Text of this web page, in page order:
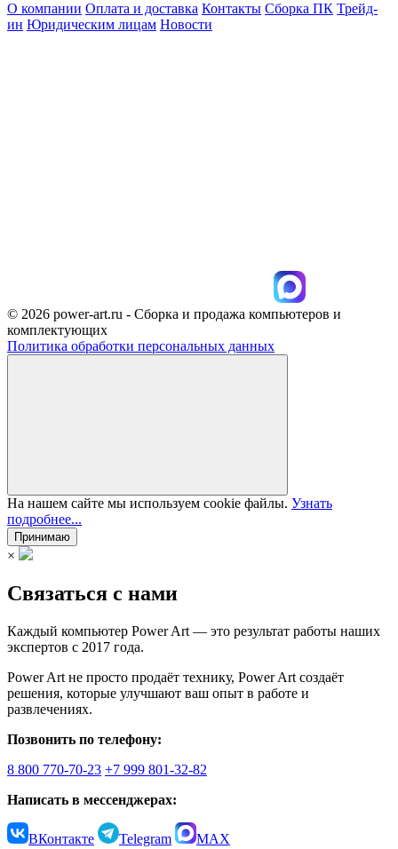
О компании Оплата и доставка Контакты Сборка ПК Трейд-
ин Юридическим лицам Новости
© 2026 power-art.ru - Сборка и продажа компьютеров и
комплектующих
Политика обработки персональных данных
На нашем сайте мы используем cookie файлы. Узнать
подробнее...
Принимаю
×
Связаться с нами
Каждый компьютер Power Art — это результат работы наших
экспертов с 2017 года.
Power Art не просто продаёт технику, Power Art создаёт
решения, которые улучшают ваш опыт в работе и
развлечениях.
Позвонить по телефону:
8 800 770-70-23 +7 999 801-32-82
Написать в мессенджерах:
ВКонтакте Telegram MAX